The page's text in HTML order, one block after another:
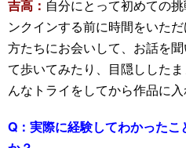
吉高： 自分にとって初めての
ンクインする前に時間をいた
方たちにお会いして、お話を
て歩いてみたり、目隠しした
んなトライをしてから作品に入
Q： 実際に経験してわかった